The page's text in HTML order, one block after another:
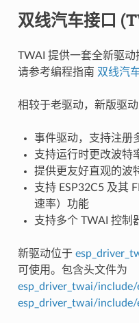
双线汽车接口
TWAI 提供一套全新驱动
请参考编程指南 双线汽
相较于老驱动，新版驱动
事件驱动，支持注册
支持运行时更改波特
提供更友好直观的波
支持 ESP32C5 及其
速率）功能
支持多个 TWAI 控制
新驱动位于
可使用。包含头文件为
esp_driver_twai/include/
esp_driver_twai/include/